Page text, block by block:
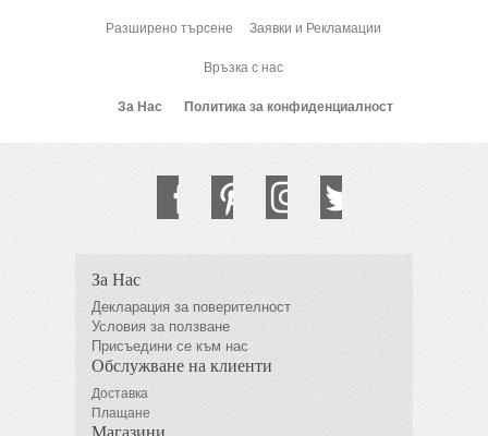
Разширено търсене Заявки и Рекламации
Връзка с нас
За Нас Политика за конфиденциалност
За Нас
Декларация за поверителност
Условия за ползване
Присъедини се към нас
Обслужване на клиенти
Доставка
Плащане
Магазини